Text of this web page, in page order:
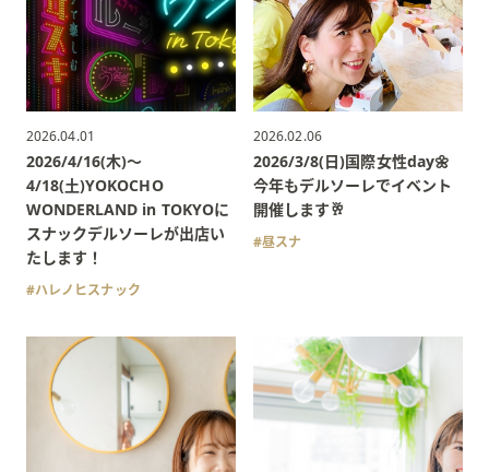
2026.04.01
2026/4/16(木)〜
4/18(土)YOKOCHO
WONDERLAND in TOKYOに
スナックデルソーレが出店い
たします！
ハレノヒスナック
2026.02.06
2026/3/8(日)国際女性day🌼
今年もデルソーレでイベント
開催します🥂
昼スナ